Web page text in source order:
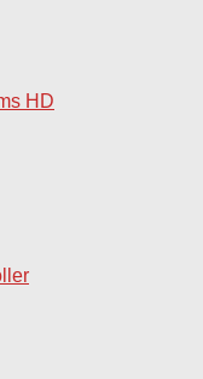
HD